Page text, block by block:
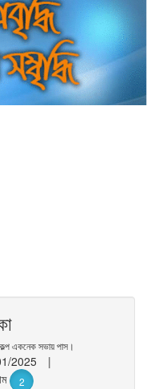
একনেক সভায় পাস।
2025
|
2